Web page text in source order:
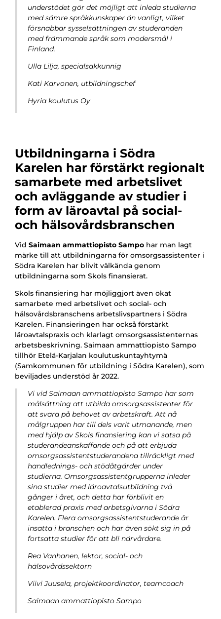
understödet gör det möjligt att inleda studierna
med sämre språkkunskaper än vanligt, vilket
försnabbar sysselsättningen av studeranden
med främmande språk som modersmål i
Finland.
Ulla Lilja, specialsakkunnig
Kati Karvonen, utbildningschef
Hyria koulutus Oy
Utbildningarna i Södra
Karelen har förstärkt regionalt
samarbete med arbetslivet
och avläggande av studier i
form av läroavtal på social-
och hälsovårdsbranschen
Vid Saimaan ammattiopisto Sampo har man lagt
märke till att utbildningarna för omsorgsassistenter i
Södra Karelen har blivit välkända genom
utbildningarna som Skols finansierat.
Skols finansiering har möjliggjort även ökat
samarbete med arbetslivet och social- och
hälsovårdsbranschens arbetslivspartners i Södra
Karelen. Finansieringen har också förstärkt
läroavtalspraxis och klarlagt omsorgsassistenternas
arbetsbeskrivning. Saimaan ammattiopisto Sampo
tillhör Etelä-Karjalan koulutuskuntayhtymä
(Samkommunen för utbildning i Södra Karelen), som
beviljades understöd år 2022.
Vi vid Saimaan ammattiopisto Sampo har som
målsättning att utbilda omsorgsassistenter för
att svara på behovet av arbetskraft. Att nå
målgruppen har till dels varit utmanande, men
med hjälp av Skols finansiering kan vi satsa på
studerandeanskaffande och på att erbjuda
omsorgsassistentstuderandena tillräckligt med
handlednings- och stödåtgärder under
studierna. Omsorgsassistentgrupperna inleder
sina studier med läroavtalsutbildning två
gånger i året, och detta har förblivit en
etablerad praxis med arbetsgivarna i Södra
Karelen. Flera omsorgsassistentstuderande är
insatta i branschen och har även sökt sig in på
fortsatta studier för att bli närvårdare.
Rea Vanhanen, lektor, social- och
hälsovårdssektorn
Viivi Juusela, projektkoordinator, teamcoach
Saimaan ammattiopisto Sampo